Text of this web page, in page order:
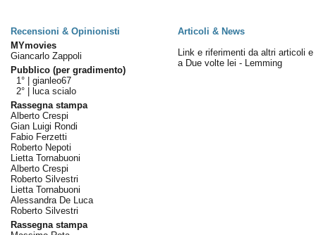
Recensioni & Opinionisti
Articoli & News
MYmovies
Giancarlo Zappoli
Pubblico (per gradimento)
1° | gianleo67
2° |
luca scialo
Rassegna stampa
Alberto Crespi
Gian Luigi Rondi
Fabio Ferzetti
Roberto Nepoti
Lietta Tornabuoni
Alberto Crespi
Roberto Silvestri
Lietta Tornabuoni
Alessandra De Luca
Roberto Silvestri
Rassegna stampa
Link e riferimenti da altri articoli e
a Due volte lei - Lemming